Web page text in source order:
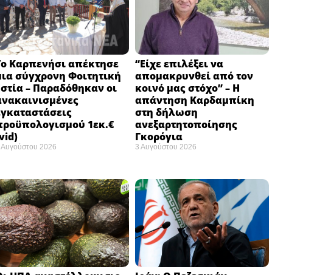
Καρπενήσι απέκτησε
σύγχρονη Φοιτητική
– Παραδόθηκαν οι
1εκ.€
2026
“Είχε επιλέξει να
απομακρυνθεί από τον
κοινό μας στόχο” – Η
απάντηση Καρδαμπίκη
στη δήλωση
ανεξαρτητοποίησης
Γκορόγια
3 Αυγούστου 2026